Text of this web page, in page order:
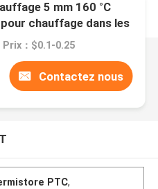
5 mm 160 °C
chauffage dans les
ménagers
Prix：$0.1-0.25
Contactez nous
PTC,